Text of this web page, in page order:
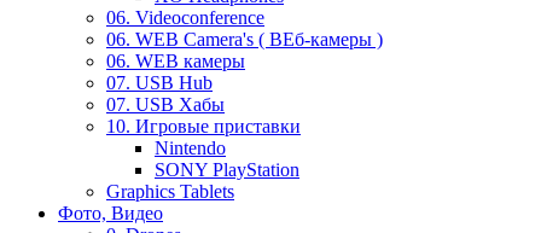
06. Videoconference
06. WEB Camera's ( ВЕб-камеры )
06. WEB камеры
07. USB Hub
07. USB Хабы
10. Игровые приставки
Nintendo
SONY PlayStation
Graphics Tablets
Фото, Видео